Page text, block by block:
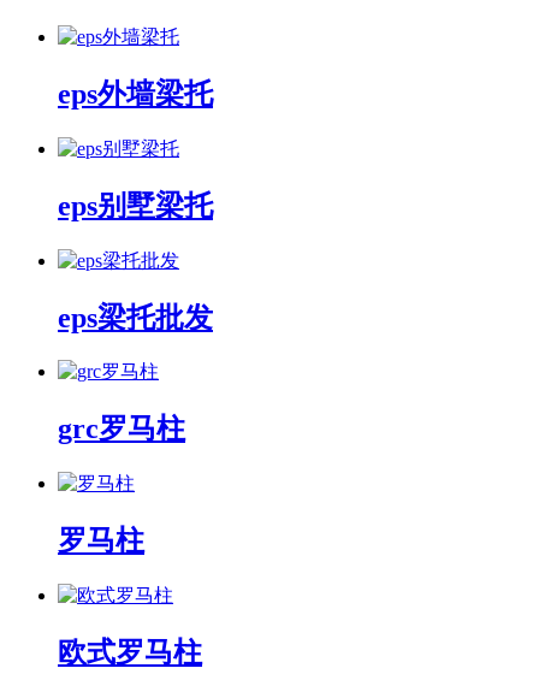
eps外墙梁托
eps别墅梁托
eps梁托批发
grc罗马柱
罗马柱
欧式罗马柱